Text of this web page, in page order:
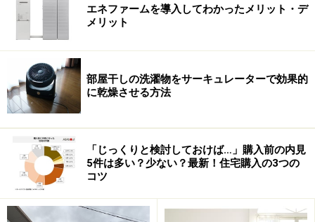
「えっ、これも100円なの？」 と軽く驚いたのが、グリ
ップつきのストップウォッチ。ラップタイム表示や時刻
表示、アラーム機能もあります。物件から最寄り駅など
へかかる時間を計るのに便利そうですね。腕時計だと、
途中で立ち止まって周囲を観察したり家族と話をしたり
しているうちに所要時間が分からなくなることもあるで
しょうが、ストップウォッチをうまく使えばその心配も
いりません。スポーツ競技に使えるほどの精度はないで
エネファームを導入してわかったメリット・デ
メリット
部屋干しの洗濯物をサーキュレーターで効果的
に乾燥させる方法
「じっくりと検討しておけば…」購入前の内見
5件は多い？少ない？最新！住宅購入の3つの
コツ